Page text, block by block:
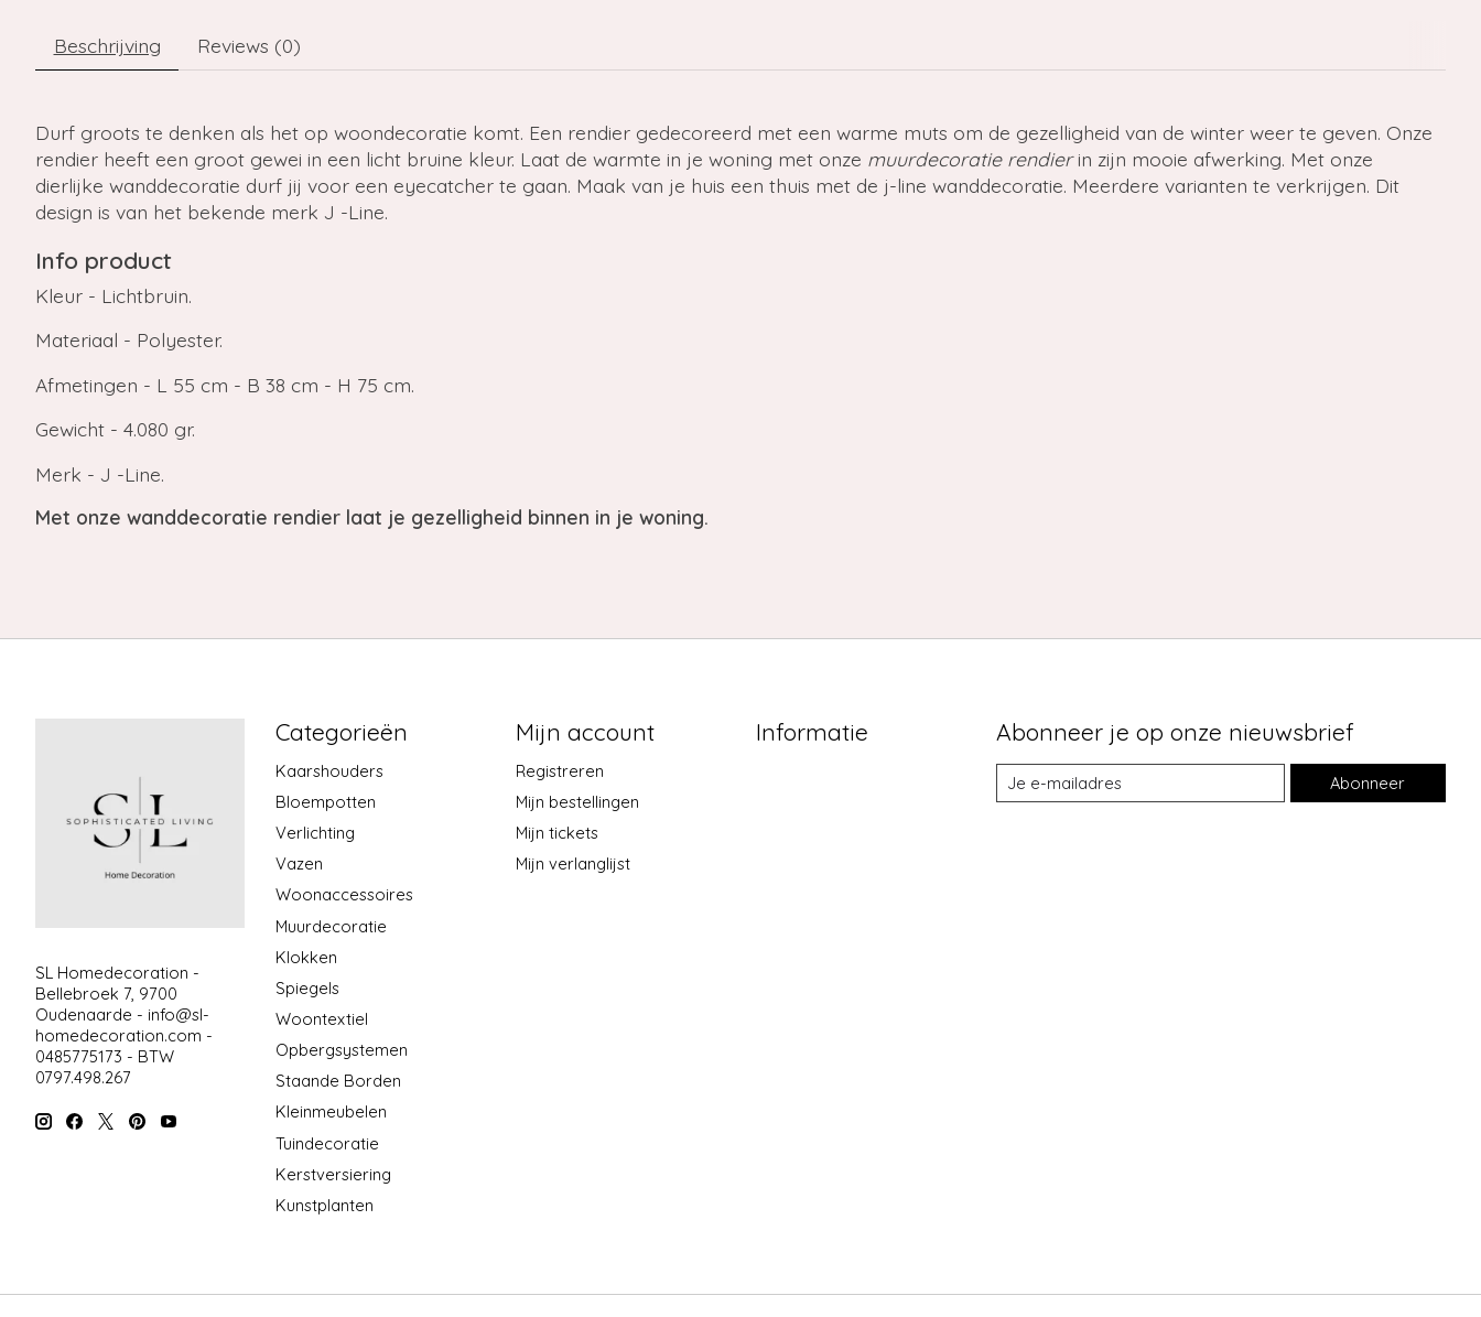
Beschrijving Reviews (0)
Durf groots te denken als het op woondecoratie komt. Een rendier gedecoreerd met een warme muts om de gezelligheid van de winter weer te geven. Onze
rendier heeft een groot gewei in een licht bruine kleur. Laat de warmte in je woning met onze muurdecoratie rendierin zijn mooie afwerking. Met onze
dierlijke wanddecoratie durf jij voor een eyecatcher te gaan. Maak van je huis een thuis met de j-line wanddecoratie. Meerdere varianten te verkrijgen. Dit
design is van het bekende merk J -Line.
Info product
Kleur - Lichtbruin.
Materiaal - Polyester.
Afmetingen - L 55 cm - B 38 cm - H 75 cm.
Gewicht - 4.080 gr.
Merk - J -Line.
Met onze wanddecoratie rendier laat je gezelligheid binnen in je woning.
SL Homedecoration -
Bellebroek 7, 9700
Oudenaarde - info@sl-
homedecoration.com -
0485775173 - BTW
0797.498.267
Categorieën
Kaarshouders
Bloempotten
Verlichting
Vazen
Woonaccessoires
Muurdecoratie
Klokken
Spiegels
Woontextiel
Opbergsystemen
Staande Borden
Kleinmeubelen
Tuindecoratie
Kerstversiering
Kunstplanten
Mijn account
Registreren
Mijn bestellingen
Mijn tickets
Mijn verlanglijst
Informatie Abonneer je op onze nieuwsbrief
Abonneer